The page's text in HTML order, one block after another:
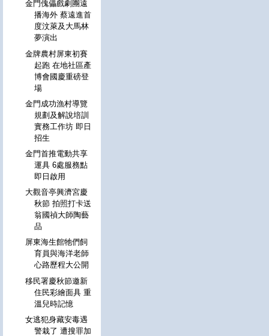
金門傀儡戲劇團遠
播海外 蔡遠進首
度汶萊及大馬林
夢演出
金牌農村屏東初賽
起跑 在地社區產
博會國慶重磅登
場
金門成功漁村導覽
規劃及解說培訓
實務工作坊 即日
招生
金門首推電動共享
運具 6處服務點
即日啟用
大觀音亭興濟宮慶
秋節 拍照打卡送
翁國禎大師陶藝
品
屏東海生館牠們飼
育員與海洋老師
心路歷程大公開
移民署慶秋節邀新
住民彩繪面具 重
溫兒時記憶
女逃犯身藏安毒遇
警栽了 遭搜罪加